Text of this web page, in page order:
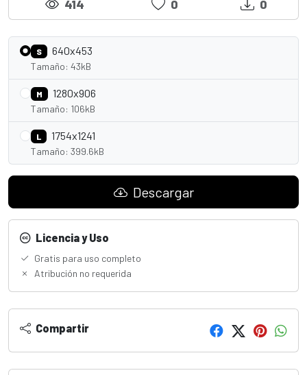
414 0 0
S 640x453
Tamaño: 43kB
M 1280x906
Tamaño: 106kB
L 1754x1241
Tamaño: 399.6kB
Descargar
Licencia y Uso
Gratis para uso completo
Atribución no requerida
Compartir